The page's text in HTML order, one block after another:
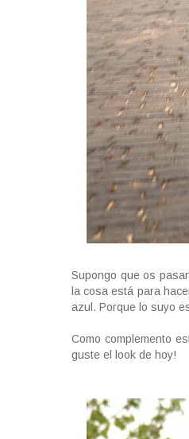
Supongo que os
la cosa está para
azul. Porque lo suyo
Como complemento
guste el look de hoy!